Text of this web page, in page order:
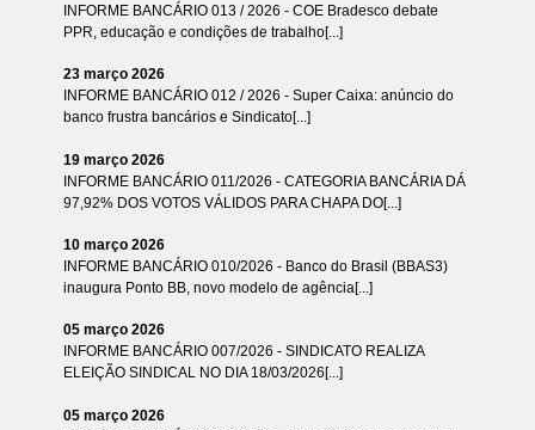
INFORME BANCÁRIO 013 / 2026 - COE Bradesco debate
PPR, educação e condições de trabalho[...]
23 março 2026
INFORME BANCÁRIO 012 / 2026 - Super Caixa: anúncio do
banco frustra bancários e Sindicato[...]
19 março 2026
INFORME BANCÁRIO 011/2026 - CATEGORIA BANCÁRIA DÁ
97,92% DOS VOTOS VÁLIDOS PARA CHAPA DO[...]
10 março 2026
INFORME BANCÁRIO 010/2026 - Banco do Brasil (BBAS3)
inaugura Ponto BB, novo modelo de agência[...]
05 março 2026
INFORME BANCÁRIO 007/2026 - SINDICATO REALIZA
ELEIÇÃO SINDICAL NO DIA 18/03/2026[...]
05 março 2026